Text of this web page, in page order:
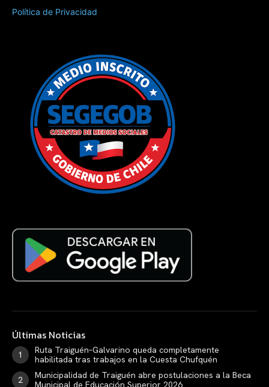
Política de Privacidad
Últimas Noticias
Ruta Traiguén–Galvarino queda completamente
habilitada tras trabajos en la Cuesta Chufquén
Municipalidad de Traiguén abre postulaciones a la Beca
Municipal de Educación Superior 2026